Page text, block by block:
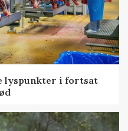
lyspunkter i fortsat